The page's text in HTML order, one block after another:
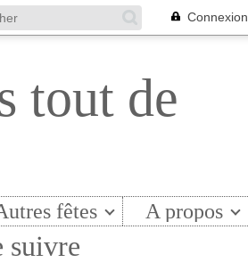
Connexion
tout de
fêtes A propos
suivre